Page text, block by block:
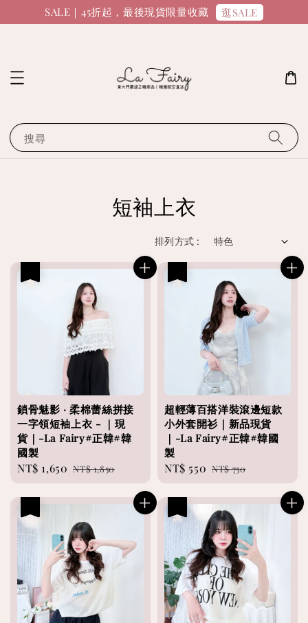
SALE｜45折起，最後現貨限量收藏 逛SALE
搜尋
短袖上衣
排列方式 :
鎖骨魅影 ‧ 柔棉蕾絲拼接
一字領短袖上衣 - ｜現
貨｜-La Fairy#正韓#韓
國製
Sale
NT$ 1,650 Regular
NT$ 1,850
超輕薄百搭洋裝滾邊短款
小外套開衫｜新品現貨
｜-La Fairy#正韓#韓國
製
Sale
NT$ 550 Regular
NT$ 750